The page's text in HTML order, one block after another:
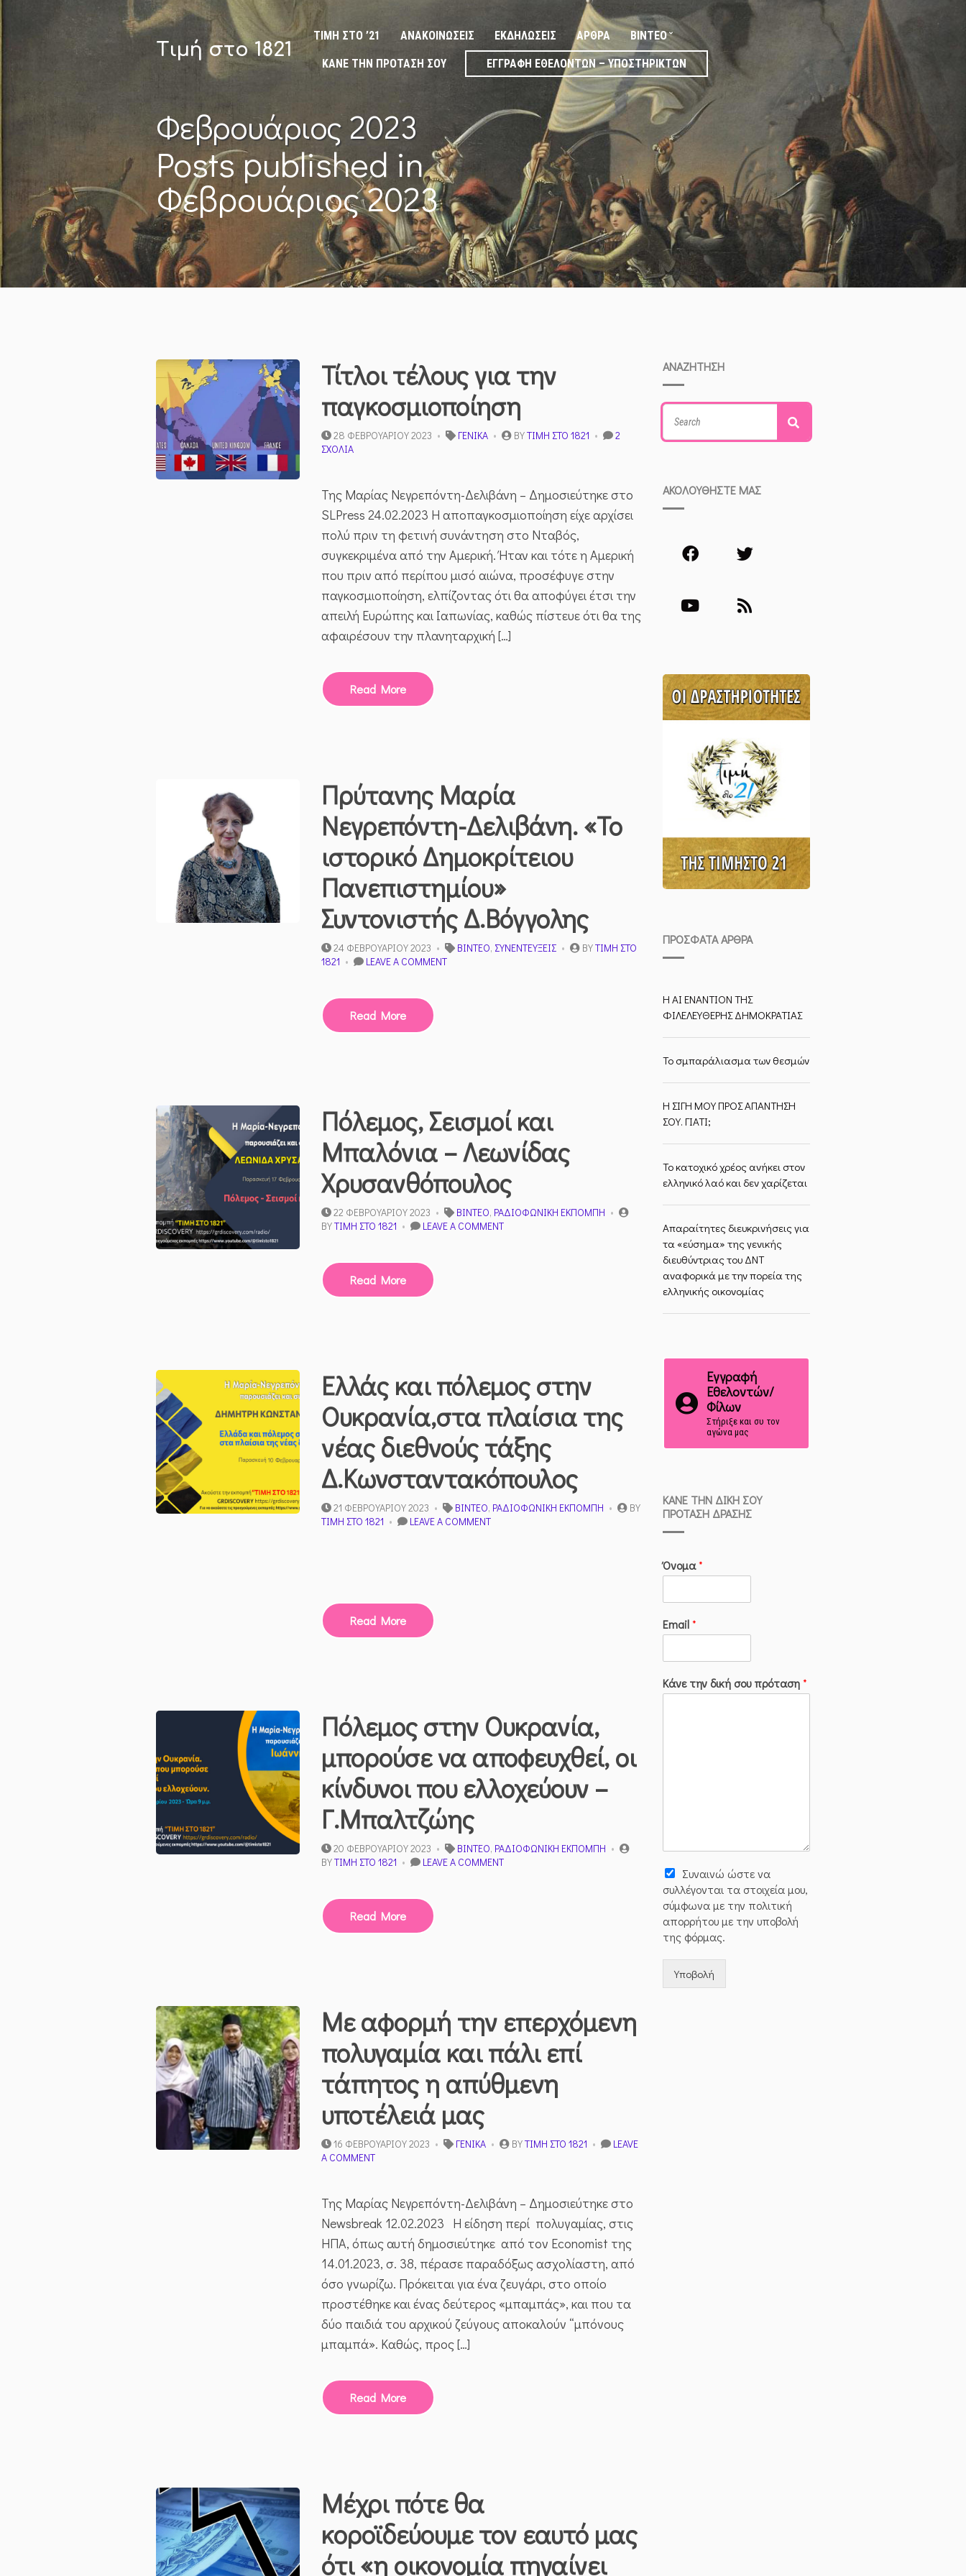
Τιμή στο 1821
ΤΙΜΉ ΣΤΟ ’21 ΑΝΑΚΟΙΝΏΣΕΙΣ ΕΚΔΗΛΏΣΕΙΣ ΆΡΘΡΑ ΒΊΝΤΕΟ
ΚΆΝΕ ΤΗΝ ΠΡΌΤΑΣΉ ΣΟΥ ΕΓΓΡΑΦΉ ΕΘΕΛΟΝΤΏΝ – ΥΠΟΣΤΗΡΙΚΤΏΝ
Φεβρουάριος 2023
Posts published in
Φεβρουάριος 2023
Τίτλοι τέλους για την
παγκοσμιοποίηση
28 ΦΕΒΡΟΥΑΡΊΟΥ 2023 ΓΕΝΙΚΆ BYΤΙΜΉ ΣΤΟ 1821
2
ΣΧΌΛΙΑΣΤΟ
ΓΙΑ
ΤΗΝ
ΠΑΓΚΟΣΜΙΟΠΟΊΗΣΗ
Της Μαρίας Νεγρεπόντη-Δελιβάνη – Δημοσιεύτηκε στο
SLPress 24.02.2023 Η αποπαγκοσμιοποίηση είχε αρχίσει
πολύ πριν τη φετινή συνάντηση στο Νταβός,
συγκεκριμένα από την Αμερική. Ήταν και τότε η Αμερική
που πριν από περίπου μισό αιώνα, προσέφυγε στην
παγκοσμιοποίηση, ελπίζοντας ότι θα αποφύγει έτσι την
απειλή Ευρώπης και Ιαπωνίας, καθώς πίστευε ότι θα της
αφαιρέσουν την πλανηταρχική […]
Read More
Πρύτανης Μαρία
Νεγρεπόντη-Δελιβάνη. «Το
ιστορικό Δημοκρίτειου
Πανεπιστημίου»
Συντονιστής Δ.Βόγγολης
24 ΦΕΒΡΟΥΑΡΊΟΥ 2023 ΒΊΝΤΕΟ, ΣΥΝΕΝΤΕΎΞΕΙΣ BYΤΙΜΉ ΣΤΟ
1821
LEAVE A COMMENTON
Read More
Πόλεμος, Σεισμοί και
Μπαλόνια – Λεωνίδας
Χρυσανθόπουλος
22 ΦΕΒΡΟΥΑΡΊΟΥ 2023 ΒΊΝΤΕΟ, ΡΑΔΙΟΦΩΝΙΚΉ ΕΚΠΟΜΠΉ
BYΤΙΜΉ ΣΤΟ 1821 LEAVE A COMMENTON
Read More
Ελλάς και πόλεμος στην
Ουκρανία,στα πλαίσια της
νέας διεθνούς τάξης
Δ.Κωνσταντακόπουλος
21 ΦΕΒΡΟΥΑΡΊΟΥ 2023 ΒΊΝΤΕΟ, ΡΑΔΙΟΦΩΝΙΚΉ ΕΚΠΟΜΠΉ
BY
ΤΙΜΉ ΣΤΟ 1821
LEAVE A COMMENTON
Read More
Πόλεμος στην Ουκρανία,
μπορούσε να αποφευχθεί, οι
κίνδυνοι που ελλοχεύουν –
Γ.Μπαλτζώης
20 ΦΕΒΡΟΥΑΡΊΟΥ 2023 ΒΊΝΤΕΟ, ΡΑΔΙΟΦΩΝΙΚΉ ΕΚΠΟΜΠΉ
BYΤΙΜΉ ΣΤΟ 1821 LEAVE A COMMENTON
Γ.ΜΠΑΛΤΖΏΗΣ
Read More
Με αφορμή την επερχόμενη
πολυγαμία και πάλι επί
τάπητος η απύθμενη
υποτέλειά μας
16 ΦΕΒΡΟΥΑΡΊΟΥ 2023 ΓΕΝΙΚΆ BYΤΙΜΉ ΣΤΟ 1821
LEAVE
A COMMENTON
ΤΗΝ
ΕΠΕΡΧΌΜΕΝΗ
ΠΟΛΥΓΑΜΊΑ
ΚΑΙ
ΠΆΛΙ
ΕΠΊ
ΤΆΠΗΤΟΣ
Η
ΑΠΎΘΜΕΝΗ
ΥΠΟΤΈΛΕΙΆ
Της Μαρίας Νεγρεπόντη-Δελιβάνη – Δημοσιεύτηκε στο
Newsbreak 12.02.2023 Η είδηση περί πολυγαμίας, στις
ΗΠΑ, όπως αυτή δημοσιεύτηκε από τον Economist της
14.01.2023, σ. 38, πέρασε παραδόξως ασχολίαστη, από
όσο γνωρίζω. Πρόκειται για ένα ζευγάρι, στο οποίο
προστέθηκε και ένας δεύτερος «μπαμπάς», και που τα
δύο παιδιά του αρχικού ζεύγους αποκαλούν “μπόνους
μπαμπά». Καθώς, προς […]
Read More
Μέχρι πότε θα
κοροϊδεύουμε τον εαυτό μας
ότι «η οικονομία πηγαίνει
ΑΝΑΖΗΤΗΣΗ
Search
for:
ΑΚΟΛΟΥΘΗΣΤΕ ΜΑΣ
ΠΡΌΣΦΑΤΑ ΆΡΘΡΑ
Η ΑΙ ΕΝΑΝΤΙΟΝ ΤΗΣ
ΦΙΛΕΛΕΥΘΕΡΗΣ ΔΗΜΟΚΡΑΤΙΑΣ
Το σμπαράλιασμα των θεσμών
Η ΣΙΓΗ ΜΟΥ ΠΡΟΣ ΑΠΑΝΤΗΣΗ
ΣΟΥ. ΓΙΑΤΙ;
Το κατοχικό χρέος ανήκει στον
ελληνικό λαό και δεν χαρίζεται
Απαραίτητες διευκρινήσεις για
τα «εύσημα» της γενικής
διευθύντριας του ΔΝΤ
αναφορικά με την πορεία της
ελληνικής οικονομίας
Εγγραφή
Εθελοντών/
Φίλων
Στήριξε και συ τον
αγώνα μας
ΚΆΝΕ ΤΗΝ ΔΙΚΉ ΣΟΥ
ΠΡΌΤΑΣΗ ΔΡΆΣΗΣ
Όνομα*
Email*
Κάνε την δική σου πρόταση*
Συναινώ ώστε να
συλλέγoνται τα στοιχεία μου,
σύμφωνα με την πολιτική
απορρήτου με την υποβολή
της φόρμας.
Υποβολή